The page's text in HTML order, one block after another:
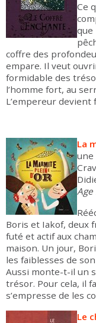
Ce
que
coffre des
empare. Il veut
formidable des
l’homme fort, au
L’empereur devient
La
une
Age
Boris et Iakof, deux
futé et actif aux
maison. Un jour,
les faiblesses de
Aussi monte-t-il un
trésor. Pour cela, il
s’empresse de les
Le